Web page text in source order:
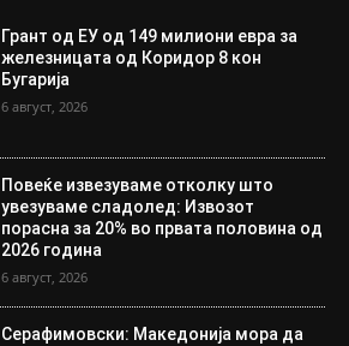
Грант од ЕУ од 149 милиони евра за
железницата од Коридор 8 кон
Бугарија
6 август, 2026
Повеќе извезуваме отколку што
увезуваме сладолед: Извозот
порасна за 20% во првата половина од
2026 година
6 август, 2026
Серафимовски: Македонија мора да